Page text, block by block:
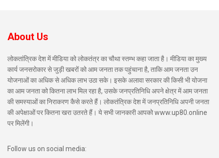
About Us
लोकतांत्रिक देश में मीडिया को लोकतंत्र का चौथा स्तम्भ कहा जाता है। मीडिया का मुख्य
कार्य जनसरोकार से जुड़ी खबरों को आम जनता तक पहुंचाना है, ताकि आम जनता उन
योजनाओं का अधिक से अधिक लाभ उठा सके। इसके अलावा सरकार की किसी भी योजना
का आम जनता को कितना लाभ मिल रहा है, उसके जनप्रतिनिधि अपने क्षेत्र में आम जनता
की समस्याओं का निराकरण कैसे करते हैं। लोकतंत्रिक देश में जनप्रतिनिधि अपनी जनता
की अपेक्षाओं पर कितना खरा उतरते हैं। ये सभी जानकारी आपको www.up80.online
पर मिलेंगी।
Follow us on social media: